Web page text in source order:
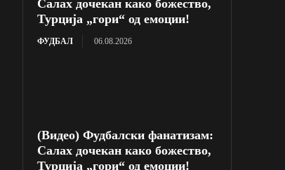
Салах дочекан како божество,
Турција „гори“ од емоции!
ФУДБАЛ 06.08.2026
(Видео) Фудбалски фанатизам:
Салах дочекан како божество,
Турција „гори“ од емоции!